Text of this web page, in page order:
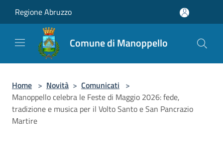
Regione Abruzzo
Comune di Manoppello
Home > Novità > Comunicati >
Manoppello celebra le Feste di Maggio 2026: fede,
tradizione e musica per il Volto Santo e San Pancrazio
Martire